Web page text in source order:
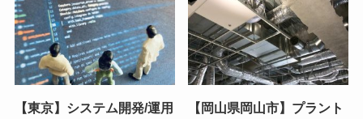
【東京】システム開発/運用
【岡山県岡山市】プラント